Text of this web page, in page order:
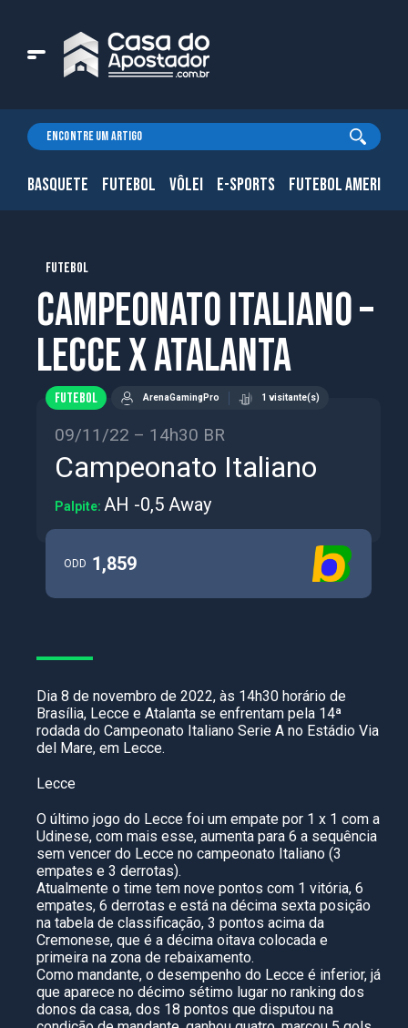
BASQUETE FUTEBOL VÔLEI E-SPORTS FUTEBOL
FUTEBOL
Campeonato Italiano –
Lecce x Atalanta
FUTEBOL ArenaGamingPro 1 visitante(s)
09/11/22 – 14h30 BR
Campeonato Italiano
Palpite: AH -0,5 Away
ODD 1,859
Dia 8 de novembro de 2022, às 14h30 horário de
Brasília, Lecce e Atalanta se enfrentam pela 14ª
rodada do Campeonato Italiano Serie A no Estádio Via
del Mare, em Lecce.
Lecce
O último jogo do Lecce foi um empate por 1 x 1 com a
Udinese, com mais esse, aumenta para 6 a sequência
sem vencer do Lecce no campeonato Italiano (3
empates e 3 derrotas).
Atualmente o time tem nove pontos com 1 vitória, 6
empates, 6 derrotas e está na décima sexta posição
na tabela de classificação, 3 pontos acima da
Cremonese, que é a décima oitava colocada e
primeira na zona de rebaixamento.
Como mandante, o desempenho do Lecce é inferior, já
que aparece no décimo sétimo lugar no ranking dos
donos da casa, dos 18 pontos que disputou na